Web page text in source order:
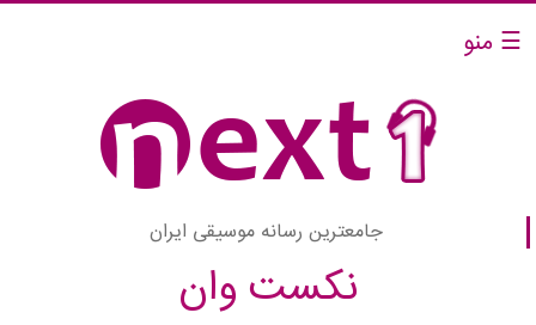
☰ منو
جامعترین رسانه موسیقی ایران
نکست وان